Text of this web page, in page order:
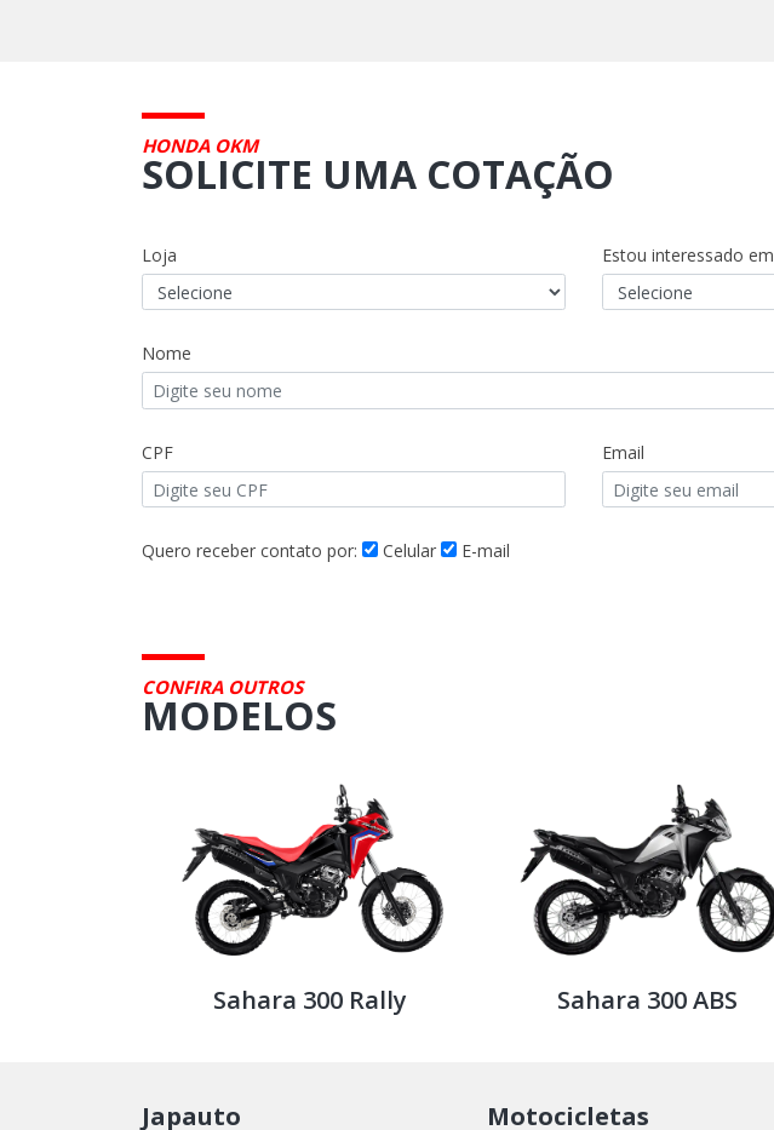
HONDA OKM
SOLICITE UMA COTAÇÃO
Loja Estou interessado em
Nome
CPF Email
Quero receber contato por: Celular E-mail
CONFIRA OUTROS
MODELOS
Sahara 300 Rally Sahara 300 ABS
Japauto Motocicletas